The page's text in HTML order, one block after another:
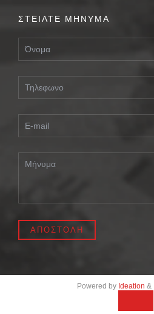
ΣΤΕΙΛΤΕ ΜΗΝΥΜΑ
Powered by Ideation &